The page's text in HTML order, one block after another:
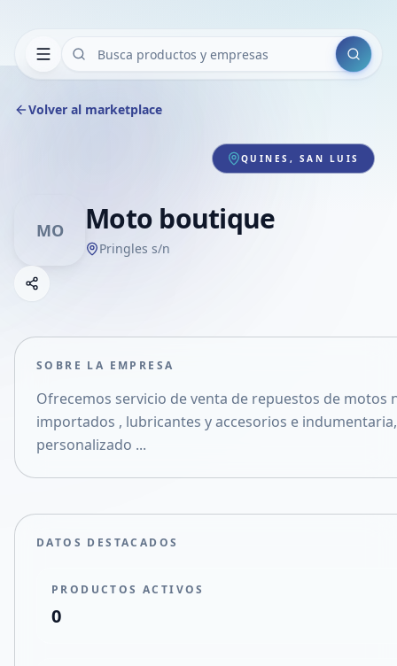
Buscar
Volver al marketplace
QUINES, SAN LUIS
MO Moto boutique
Pringles s/n
Compartir empresa
Compartir en X
SOBRE LA EMPRESA
Ofrecemos servicio de venta de repuestos de motos
importados , lubricantes y accesorios e
personalizado ...
DATOS DESTACADOS
PRODUCTOS ACTIVOS
0